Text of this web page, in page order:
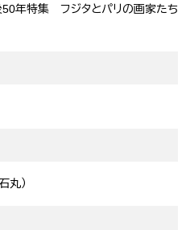
年特集 フジタとパリの画家たち
丸）